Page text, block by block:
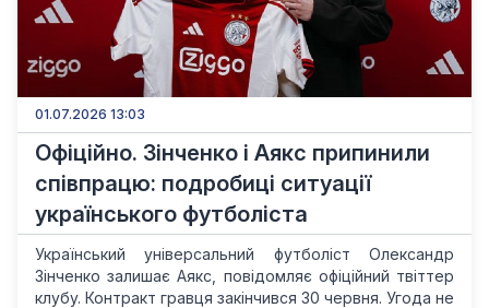
01.07.2026 13:03
Офіційно. Зінченко і Аякс припинили
співпрацю: подробиці ситуації
українського футболіста
Український універсальний футболіст Олександр
Зінченко залишає Аякс, повідомляє офіційний твіттер
клубу. Контракт гравця закінчився 30 червня. Угода не